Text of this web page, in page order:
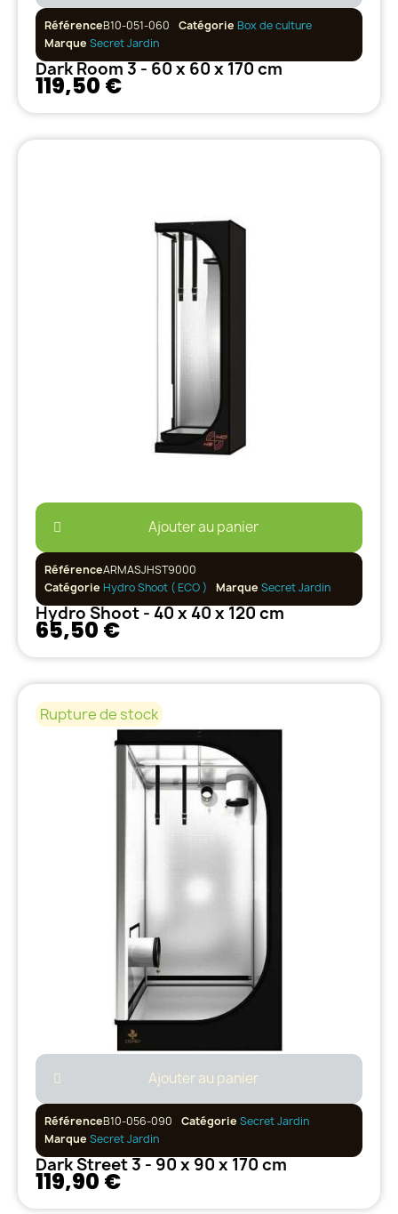
RéférenceB10-051-060 Catégorie Box de culture
Marque Secret Jardin
Dark Room 3 - 60 x 60 x 170 cm
119,50 €
Ajouter au panier
RéférenceARMASJHST9000
Catégorie Hydro Shoot ( ECO ) Marque Secret Jardin
Hydro Shoot - 40 x 40 x 120 cm
65,50 €
Rupture de stock
Ajouter au panier
RéférenceB10-056-090 Catégorie Secret Jardin
Marque Secret Jardin
Dark Street 3 - 90 x 90 x 170 cm
119,90 €